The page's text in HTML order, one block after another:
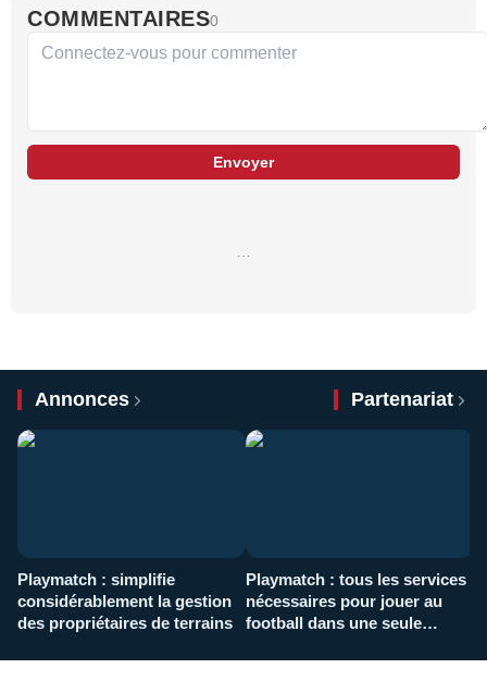
COMMENTAIRES0
Envoyer
Annonces Partenariat
Playmatch : simplifie
considérablement la gestion
des propriétaires de terrains
Playmatch : tous les services
nécessaires pour jouer au
football dans une seule